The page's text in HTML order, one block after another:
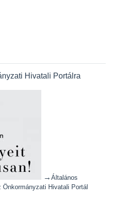
Hivatali Portálra
→ Általános
Hivatali Portál